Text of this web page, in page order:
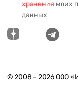
хранение моих
данных
© 2008 – 2026ООО